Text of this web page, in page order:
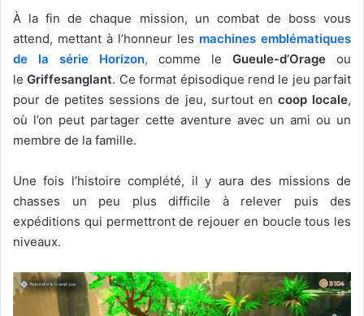
À la fin de chaque mission, un combat de boss vous
attend, mettant à l’honneur les machines emblématiques
de la série Horizon, comme le Gueule-d’Orage ou
leGriffesanglant. Ce format épisodique rend le jeu parfait
pour de petites sessions de jeu, surtout en coop locale,
où l’on peut partager cette aventure avec un ami ou un
membre de la famille.
Une fois l’histoire complété, il y aura des missions de
chasses un peu plus difficile à relever puis des
expéditions qui permettront de rejouer en boucle tous les
niveaux.